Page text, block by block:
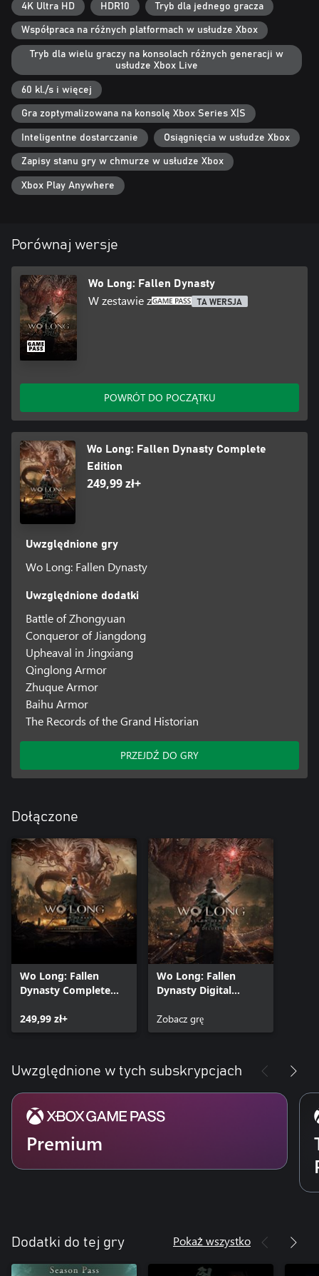
4K Ultra HD HDR10 Tryb dla jednego gracza
Współpraca na różnych platformach w usłudze Xbox
Tryb dla wielu graczy na konsolach różnych generacji w
usłudze Xbox Live
60 kl./s i więcej
Gra zoptymalizowana na konsolę Xbox Series X|S
Inteligentne dostarczanie Osiągnięcia w usłudze Xbox
Zapisy stanu gry w chmurze w usłudze Xbox
Xbox Play Anywhere
Porównaj wersje
Wo Long: Fallen Dynasty
W zestawie z TA WERSJA
POWRÓT DO POCZĄTKU
Wo Long: Fallen Dynasty Complete
Edition
249,99 zł+
Uwzględnione gry
Wo Long: Fallen Dynasty
Uwzględnione dodatki
Battle of Zhongyuan
Conqueror of Jiangdong
Upheaval in Jingxiang
Qinglong Armor
Zhuque Armor
Baihu Armor
The Records of the Grand Historian
PRZEJDŹ DO GRY
Dołączone
Wo Long: Fallen
Dynasty Complete
249,99 zł+
Wo Long: Fallen
Dynasty Digital
Zobacz grę
Uwzględnione w tych subskrypcjach
Premium
Dodatki do tej gry Pokaż wszystko